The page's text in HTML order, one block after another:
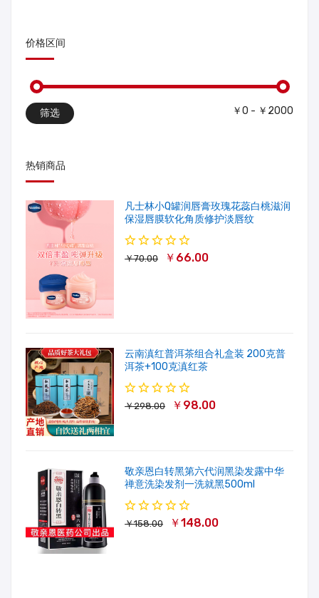
价格区间
筛选 ￥0 - ￥2000
热销商品
凡士林小Q罐润唇膏玫瑰花蕊白桃滋润
保湿唇膜软化角质修护淡唇纹
￥70.00 ￥66.00
云南滇红普洱茶组合礼盒装 200克普
洱茶+100克滇红茶
￥298.00 ￥98.00
敬亲恩白转黑第六代润黑染发露中华
禅意洗染发剂一洗就黑500ml
￥158.00 ￥148.00